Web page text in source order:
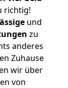
richtig!
und
zu
anderes
Zuhause
wir über
von